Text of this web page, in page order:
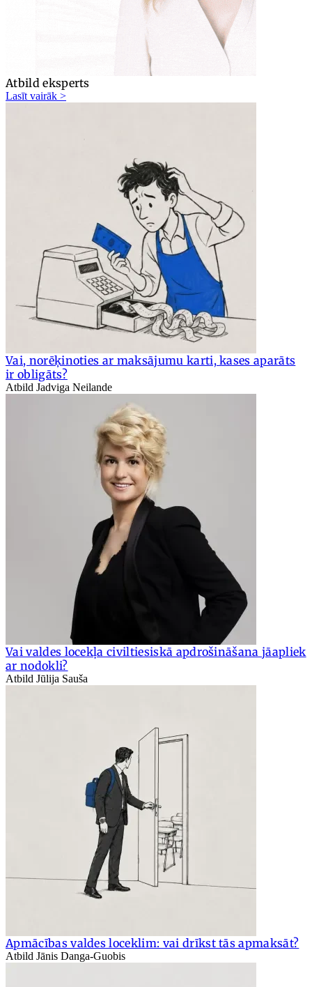
Atbild eksperts
Lasīt vairāk >
Vai, norēķinoties ar maksājumu karti, kases aparāts
ir obligāts?
Atbild Jadviga Neilande
Vai valdes locekļa civiltiesiskā apdrošināšana jāapliek
ar nodokli?
Atbild Jūlija Sauša
Apmācības valdes loceklim: vai drīkst tās apmaksāt?
Atbild Jānis Danga-Guobis